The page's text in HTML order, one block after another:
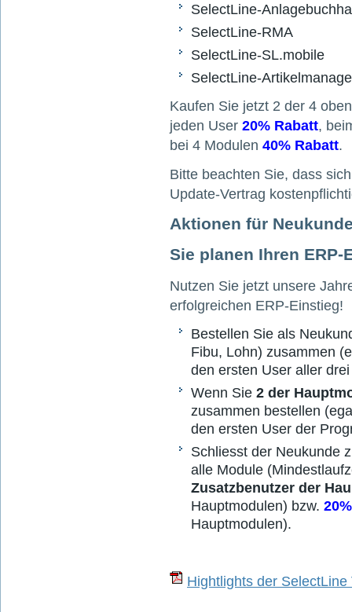
SelectLine-
SelectLine-RMA
SelectLine-SL.mobile
SelectLine-
Kaufen Sie jetzt 2 der 4
jeden User 20% Rabatt,
bei 4 Modulen 40% Rabatt.
Bitte beachten Sie, dass
Update-Vertrag
Aktionen für
Sie planen Ihren ERP-
Nutzen Sie jetzt unsere
erfolgreichen ERP-Einstieg!
Bestellen Sie als
Fibu, Lohn) zusammen
den ersten User aller
Wenn Sie 2 der
zusammen bestellen
den ersten User der
Schliesst der Neukunde
alle Module
Zusatzbenutzer der
Hauptmodulen) bzw.
Hauptmodulen).
Hightlights der SelectLine